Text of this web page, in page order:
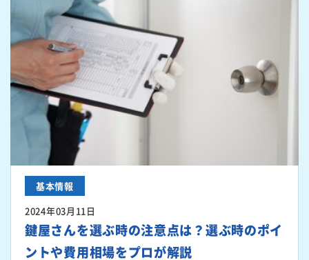
基本情報
2024年03月11日
鍵屋さんを選ぶ時の注意点は？選ぶ時のポイ
ントや費用相場をプロが解説